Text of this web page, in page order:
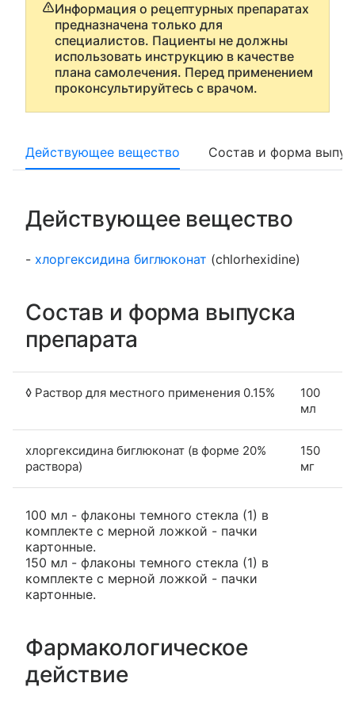
Информация о рецептурных препаратах
предназначена только для
специалистов. Пациенты не должны
использовать инструкцию в качестве
плана самолечения. Перед применением
проконсультируйтесь с врачом.
Действующее вещество Состав и форма
Действующее вещество
- хлоргексидина биглюконат (chlorhexidine)
Состав и форма выпуска
препарата
◊ Раствор для местного применения 0.15%
100
мл
хлоргексидина биглюконат (в форме 20%
раствора)
150
мг
100 мл - флаконы темного стекла (1) в
комплекте с мерной ложкой - пачки
картонные.
150 мл - флаконы темного стекла (1) в
комплекте с мерной ложкой - пачки
картонные.
Фармакологическое
действие